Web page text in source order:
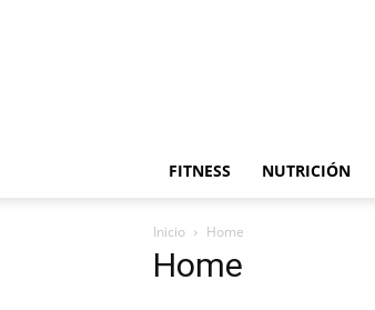
FITNESS NUTRICIÓN
Inicio Home
Home